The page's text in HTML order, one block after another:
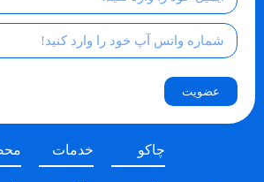
عضویت
چاکو خدمات